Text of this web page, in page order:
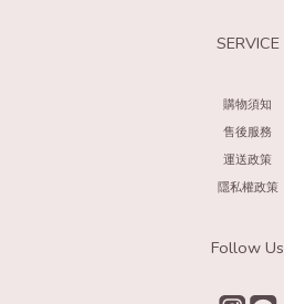
SERVICE
購物須知
售後服務
運送政策
隱私權政策
Follow Us